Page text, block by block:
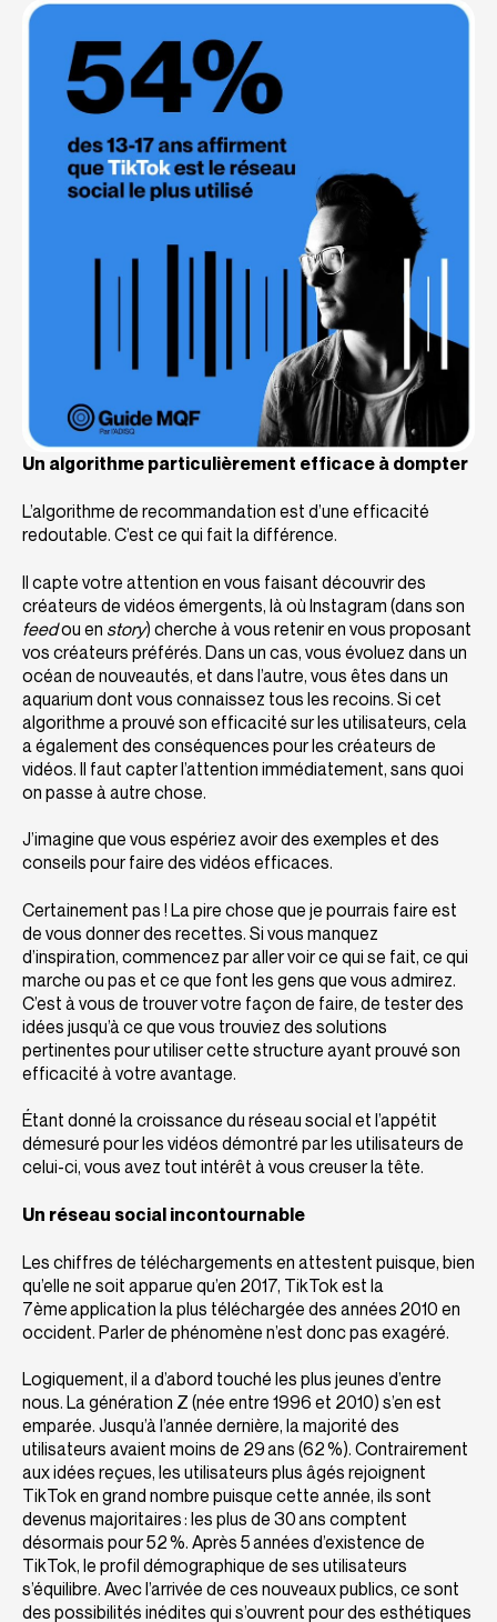
Un algorithme particulièrement efficace à dompter
L’algorithme de recommandation est d’une efficacité
redoutable. C’est ce qui fait la différence.
Il capte votre attention en vous faisant découvrir des
créateurs de vidéos émergents, là où Instagram (dans son
feedou en story) cherche à vous retenir en vous proposant
vos créateurs préférés. Dans un cas, vous évoluez dans un
océan de nouveautés, et dans l’autre, vous êtes dans un
aquarium dont vous connaissez tous les recoins. Si cet
algorithme a prouvé son efficacité sur les utilisateurs, cela
a également des conséquences pour les créateurs de
vidéos. Il faut capter l’attention immédiatement, sans quoi
on passe à autre chose.
J’imagine que vous espériez avoir des exemples et des
conseils pour faire des vidéos efficaces.
Certainement pas ! La pire chose que je pourrais faire est
de vous donner des recettes. Si vous manquez
d’inspiration, commencez par aller voir ce qui se fait, ce qui
marche ou pas et ce que font les gens que vous admirez.
C’est à vous de trouver votre façon de faire, de tester des
idées jusqu’à ce que vous trouviez des solutions
pertinentes pour utiliser cette structure ayant prouvé son
efficacité à votre avantage.
Étant donné la croissance du réseau social et l’appétit
démesuré pour les vidéos démontré par les utilisateurs de
celui-ci, vous avez tout intérêt à vous creuser la tête.
Un réseau social incontournable
Les chiffres de téléchargements en attestent puisque, bien
qu’elle ne soit apparue qu’en 2017, TikTok est la
7ème application la plus téléchargée des années 2010 en
occident. Parler de phénomène n’est donc pas exagéré.
Logiquement, il a d’abord touché les plus jeunes d’entre
nous. La génération Z (née entre 1996 et 2010) s’en est
emparée. Jusqu’à l’année dernière, la majorité des
utilisateurs avaient moins de 29 ans (62 %). Contrairement
aux idées reçues, les utilisateurs plus âgés rejoignent
TikTok en grand nombre puisque cette année, ils sont
devenus majoritaires : les plus de 30 ans comptent
désormais pour 52 %. Après 5 années d’existence de
TikTok, le profil démographique de ses utilisateurs
s’équilibre. Avec l’arrivée de ces nouveaux publics, ce sont
des possibilités inédites qui s’ouvrent pour des esthétiques